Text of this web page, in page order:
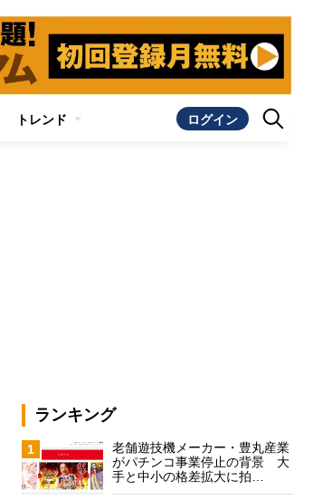
トレンド ログイン
ランキング
1
老舗遊技機メーカー・豊丸産業
がパチンコ事業停止の背景 大
手と中小の格差拡大に拍…